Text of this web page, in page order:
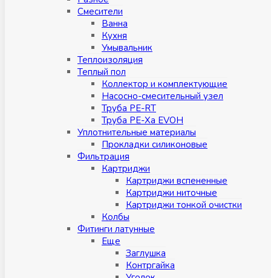
Смесители
Ванна
Кухня
Умывальник
Теплоизоляция
Теплый пол
Коллектор и комплектующие
Насосно-смесительный узел
Труба PE-RT
Труба PE-Xa EVOH
Уплотнительные материалы
Прокладки силиконовые
Фильтрация
Картриджи
Картриджи вспененные
Картриджи ниточные
Картриджи тонкой очистки
Колбы
Фитинги латунные
Eщe
Заглушка
Контргайка